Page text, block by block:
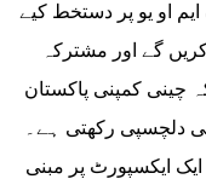
او یو پر دستخط کیے
گے اور مشترکہ
چینی کمپنی پاکستان
دلچسپی رکھتی ہے۔
ایکسپورٹ پر مبنی